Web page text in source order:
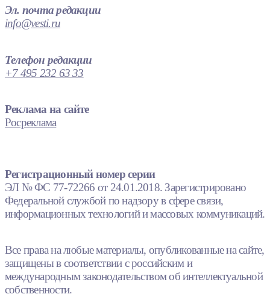
Эл. почта редакции
info@vesti.ru
Телефон редакции
+7 495 232 63 33
Реклама на сайте
Росреклама
Регистрационный номер серии
ЭЛ № ФС 77-72266 от 24.01.2018. Зарегистрировано
Федеральной службой по надзору в сфере связи,
информационных технологий и массовых коммуникаций.
Все права на любые материалы, опубликованные на сайте,
защищены в соответствии с российским и
международным законодательством об интеллектуальной
собственности.